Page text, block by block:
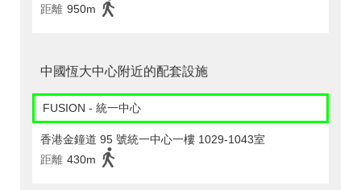
距離 950m
中國恆大中心附近的配套設施
FUSION - 統一中心
香港金鐘道 95 號統一中心一樓 1029-1043室
距離 430m